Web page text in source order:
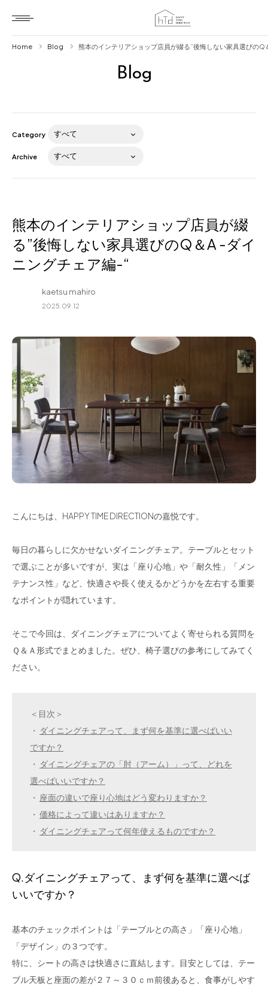
Blog
About us
Recruit
フラッグシップストア
0965-52-0323
熊本店
096-274-8175
Blog
Home Blog 熊本のインテリアショップ店員が綴る”後悔しない家具選びのQ
Category
Archive
熊本のインテリアショップ店員が綴
る”後悔しない家具選びのQ＆A -ダイ
ニングチェア編-“
kaetsu mahiro
2025.09.12
こんにちは、HAPPY TIME DIRECTIONの嘉悦です。
毎日の暮らしに欠かせないダイニングチェア。テーブルとセット
で選ぶことが多いですが、実は「座り心地」や「耐久性」「メン
テナンス性」など、快適さや長く使えるかどうかを左右する重要
なポイントが隠れています。
そこで今回は、ダイニングチェアについてよく寄せられる質問を
Ｑ＆Ａ形式でまとめました。ぜひ、椅子選びの参考にしてみてく
ださい。
＜目次＞
・ ダイニングチェアって、まず何を基準に選べばいい
ですか？
・ ダイニングチェアの「肘（アーム）」って、どれを
選べばいいですか？
・ 座面の違いで座り心地はどう変わりますか？
・ 価格によって違いはありますか？
・ ダイニングチェアって何年使えるものですか？
Q.ダイニングチェアって、まず何を基準に選べば
いいですか？
基本のチェックポイントは「テーブルとの高さ」「座り心地」
「デザイン」の３つです。
特に、シートの高さは快適さに直結します。目安としては、テー
ブル天板と座面の差が２７～３０ｃｍ前後あると、食事がしやす